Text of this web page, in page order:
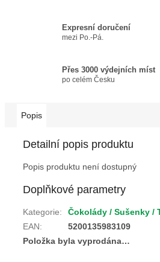
Expresní doručení
mezi Po.-Pá.
Přes 3000 výdejních míst
po celém Česku
Popis
Detailní popis produktu
Popis produktu není dostupný
Doplňkové parametry
Kategorie:
Čokolády / Sušenky /
EAN:
5200135983109
Položka byla vyprodána…